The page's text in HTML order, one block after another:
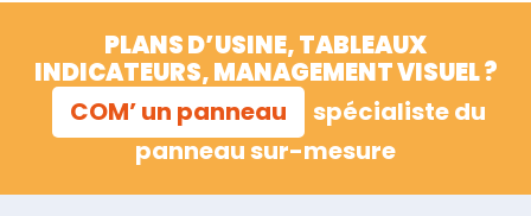
PLANS D’USINE, TABLEAUX
INDICATEURS, MANAGEMENT VISUEL ?
COM’ un panneau
spécialiste du
panneau sur-mesure